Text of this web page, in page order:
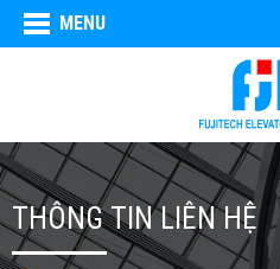
MENU
THÔNG TIN LIÊN HỆ